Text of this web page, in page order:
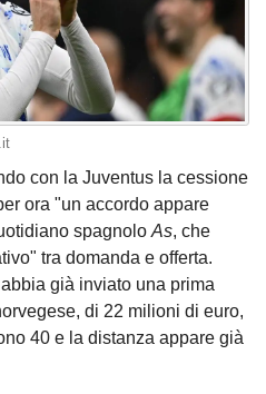
con la Juventus la cessione
ora "un accordo appare
spagnolo As, che
tra domanda e offerta.
già inviato una prima
di 22 milioni di euro,
40 e la distanza appare già